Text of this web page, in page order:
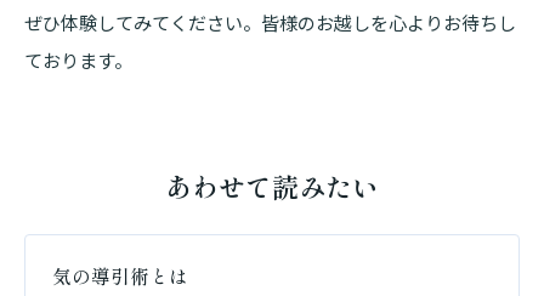
ぜひ体験してみてください。皆様のお越しを心よりお待ちし
ております。
あわせて読みたい
気の導引術とは